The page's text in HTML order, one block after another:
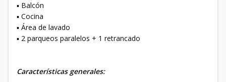
▪️ Balcón
▪️ Cocina
▪️ Área de lavado
▪️ 2 parqueos paralelos + 1 retrancado
Características generales: